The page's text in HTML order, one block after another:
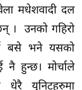
मधेशवादी दल
। उनको गहिरो
बसे भने यसको
नै हुन्छ। मोर्चाले
युनिटहरुमा